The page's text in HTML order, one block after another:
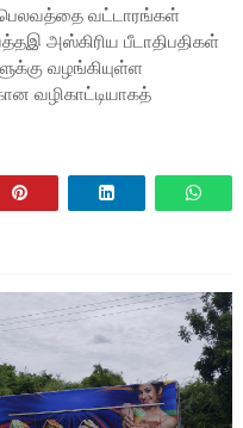
வட்டாரங்கள்
அஸ்கிரிய பீடாதிபதிகள்
வழங்கியுள்ள
வழிகாட்டியாகத்